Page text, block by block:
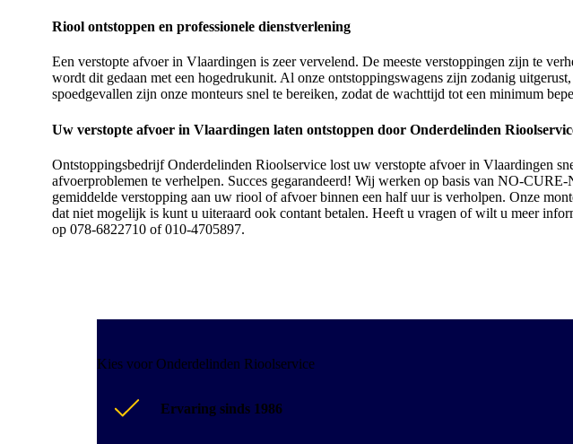
Riool ontstoppen en professionele dienstverlening
Een verstopte afvoer in Vlaardingen is zeer vervelend. De meeste verstoppingen zijn te
wordt dit gedaan met een hogedrukunit. Al onze ontstoppingswagens zijn zodanig
spoedgevallen zijn onze monteurs snel te bereiken, zodat de wachttijd tot een minimum
Uw verstopte afvoer in Vlaardingen laten ontstoppen door Onderdelinden
Ontstoppingsbedrijf Onderdelinden Rioolservice lost uw verstopte afvoer in Vlaardingen
afvoerproblemen te verhelpen. Succes gegarandeerd! Wij werken op basis van NO-
gemiddelde verstopping aan uw riool of afvoer binnen een half uur is verholpen. Onze
dat niet mogelijk is kunt u uiteraard ook contant betalen. Heeft u vragen of wilt u meer
op 078-6822710 of 010-4705897.
Kies voor Onderdelinden Rioolservice
Ervaring sinds 1986